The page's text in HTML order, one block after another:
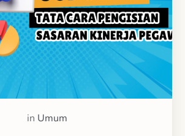
in Umum